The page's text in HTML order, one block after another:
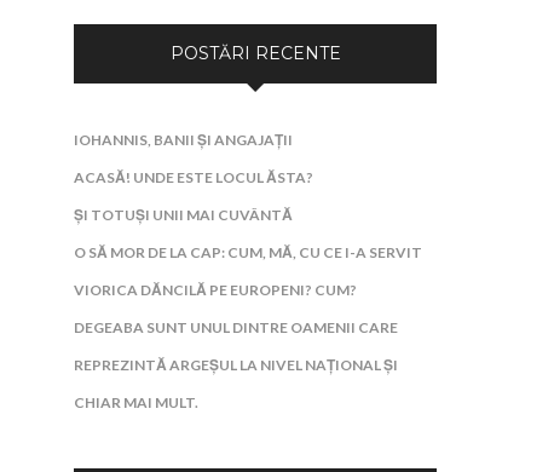
POSTĂRI RECENTE
IOHANNIS, BANII ȘI ANGAJAȚII
ACASĂ! UNDE ESTE LOCUL ĂSTA?
ȘI TOTUȘI UNII MAI CUVÂNTĂ
O SĂ MOR DE LA CAP: CUM, MĂ, CU CE I-A SERVIT
VIORICA DĂNCILĂ PE EUROPENI? CUM?
DEGEABA SUNT UNUL DINTRE OAMENII CARE
REPREZINTĂ ARGEȘUL LA NIVEL NAȚIONAL ȘI
CHIAR MAI MULT.